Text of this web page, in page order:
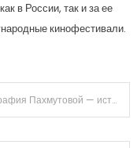
в России, так и за ее
кинофестивали.
Биография Пахмутовой — история ранних лет, творческого пути и взлета к славе талантливого сочинителя